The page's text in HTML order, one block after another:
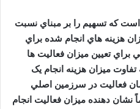
است که تسهيم را بر مبناي نسبت
هزينه هاي انجام شده براي
براي تعيين ميزان فعاليت ها
ميزان هزينه انجام يک
فعاليت در سرزمين اصلي
نشان دهنده ميزان فعاليت انجام